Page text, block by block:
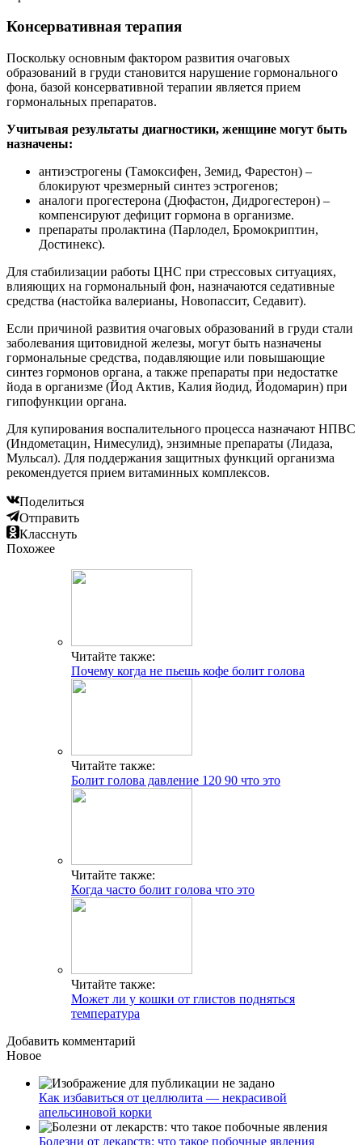
Консервативная терапия
Поскольку основным фактором развития очаговых
образований в груди становится нарушение гормонального
фона, базой консервативной терапии является прием
гормональных препаратов.
Учитывая результаты диагностики, женщине могут быть
назначены:
антиэстрогены (Тамоксифен, Земид, Фарестон) –
блокируют чрезмерный синтез эстрогенов;
аналоги прогестерона (Дюфастон, Дидрогестерон) –
компенсируют дефицит гормона в организме.
препараты пролактина (Парлодел, Бромокриптин,
Достинекс).
Для стабилизации работы ЦНС при стрессовых ситуациях,
влияющих на гормональный фон, назначаются седативные
средства (настойка валерианы, Новопассит, Седавит).
Если причиной развития очаговых образований в груди стали
заболевания щитовидной железы, могут быть назначены
гормональные средства, подавляющие или повышающие
синтез гормонов органа, а также препараты при недостатке
йода в организме (Йод Актив, Калия йодид, Йодомарин) при
гипофункции органа.
Для купирования воспалительного процесса назначают НПВС
(Индометацин, Нимесулид), энзимные препараты (Лидаза,
Мульсал). Для поддержания защитных функций организма
рекомендуется прием витаминных комплексов.
Поделиться
Отправить
Класснуть
Похожее
Читайте также:
Почему когда не пьешь кофе болит голова
Читайте также:
Болит голова давление 120 90 что это
Читайте также:
Когда часто болит голова что это
Читайте также:
Может ли у кошки от глистов подняться
температура
Добавить комментарий
Новое
Как избавиться от целлюлита — некрасивой
апельсиновой корки
Болезни от лекарств: что такое побочные явления